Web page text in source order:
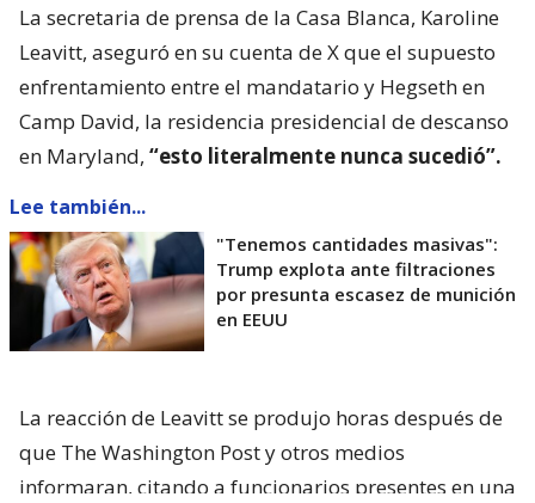
La secretaria de prensa de la Casa Blanca, Karoline
Leavitt, aseguró en su cuenta de X que el supuesto
enfrentamiento entre el mandatario y Hegseth en
Camp David, la residencia presidencial de descanso
en Maryland, “esto literalmente nunca sucedió”.
Lee también...
"Tenemos cantidades masivas":
Trump explota ante filtraciones
por presunta escasez de munición
en EEUU
La reacción de Leavitt se produjo horas después de
que The Washington Post y otros medios
informaran, citando a funcionarios presentes en una